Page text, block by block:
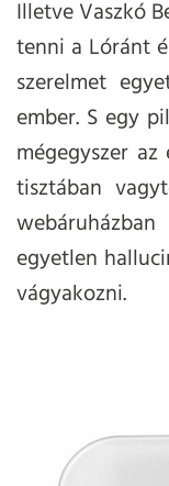
Illetve Vaszkó
tenni a Lóránt
szerelmet
ember. S egy
mégegyszer
tisztában
egyetlen
vágyakozni.